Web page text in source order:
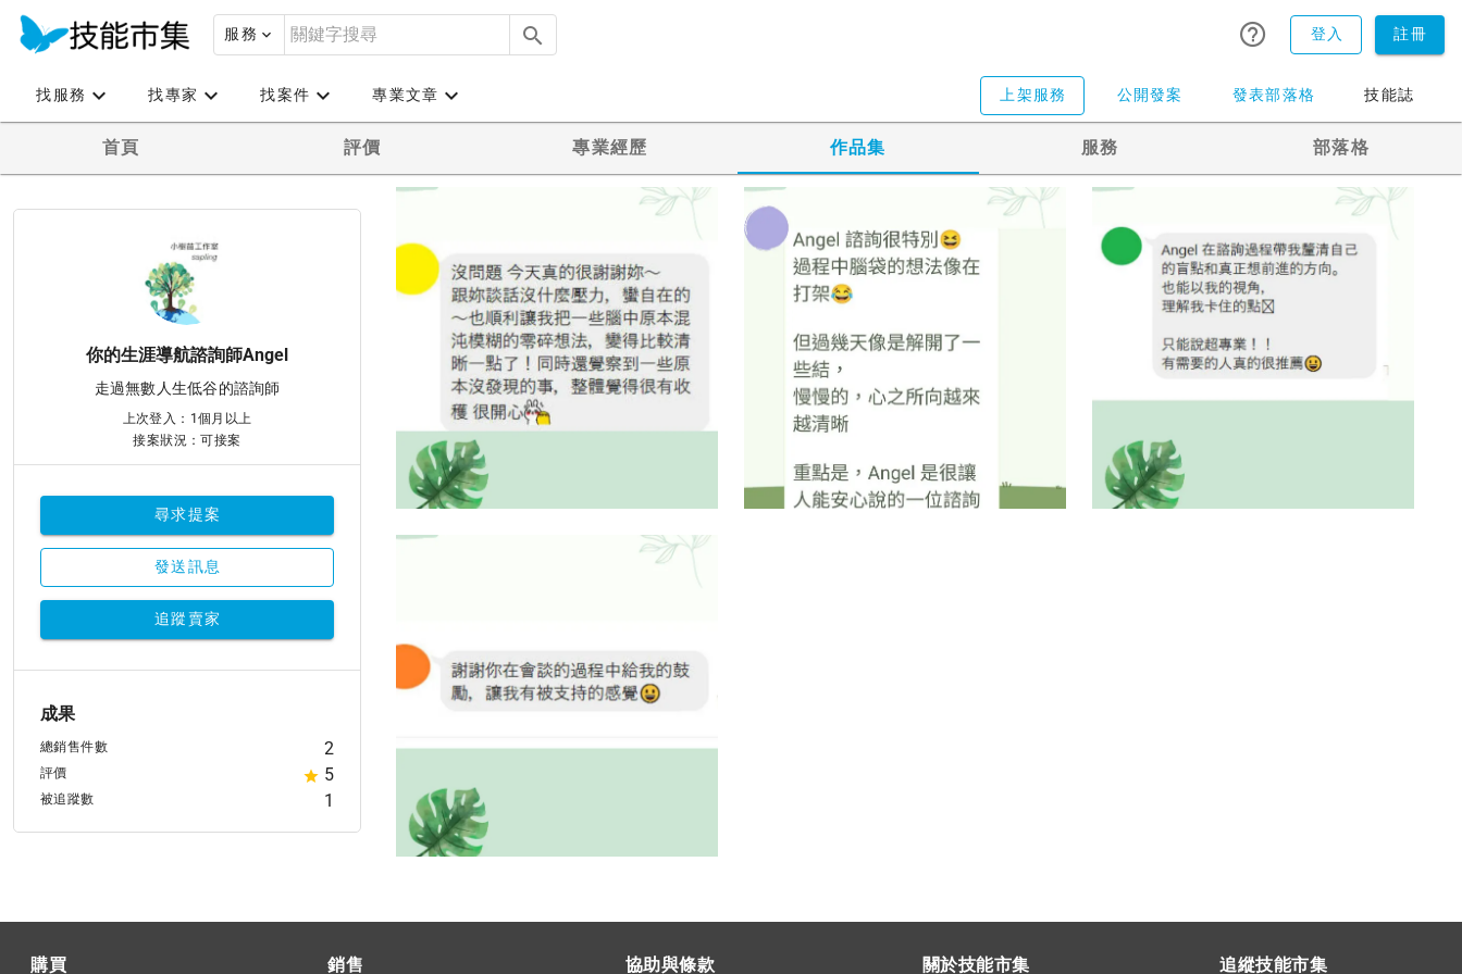
服務 登入 註冊
找服務 找專家 找案件 專業文章 上架服務 公開發案 發表部落格 技能誌
首頁 評價 專業經歷 作品集 服務 部落格
你的生涯導航諮詢師Angel
走過無數人生低谷的諮詢師
上次登入：1個月以上
接案狀況：可接案
尋求提案
發送訊息
追蹤賣家
成果
總銷售件數 2
評價 5
被追蹤數 1
購買 銷售 協助與條款 關於技能市集 追縱技能市集